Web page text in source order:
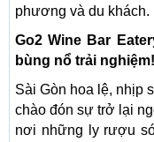
phương và du khách.
Go2 Wine Bar
bùng nổ trải nghiệm!
Sài Gòn hoa lệ, nhịp
chào đón sự trở lại
nơi những ly rượu